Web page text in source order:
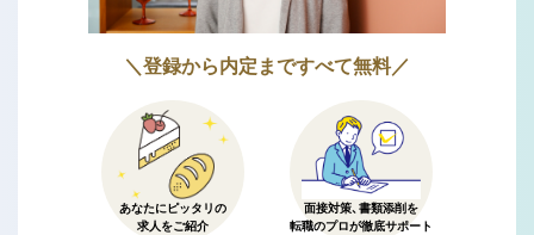
＼登録から内定まですべて無料／
あなたにピッタリの
求人をご紹介
面接対策、書類添削を
転職のプロが徹底サポート